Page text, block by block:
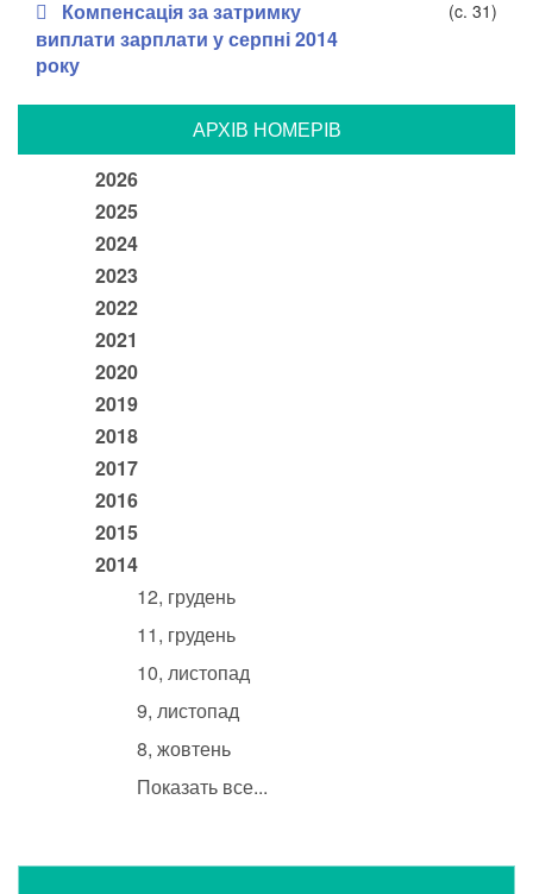
Компенсація за затримку
виплати зарплати у серпні 2014
року
(c. 31)
АРХIВ НОМЕРIВ
2026
2025
2024
2023
2022
2021
2020
2019
2018
2017
2016
2015
2014
12, грудень
11, грудень
10, листопад
9, листопад
8, жовтень
Показать все...